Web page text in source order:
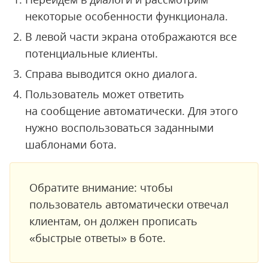
некоторые особенности функционала.
В левой части экрана отображаются все
потенциальные клиенты.
Справа выводится окно диалога.
Пользователь может ответить
на сообщение автоматически. Для этого
нужно воспользоваться заданными
шаблонами бота.
Обратите внимание: чтобы
пользователь автоматически отвечал
клиентам, он должен прописать
«быстрые ответы» в боте.